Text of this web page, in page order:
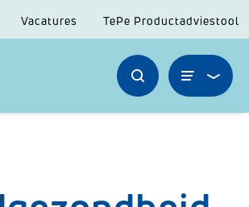
Vacatures TePe Productadviestool